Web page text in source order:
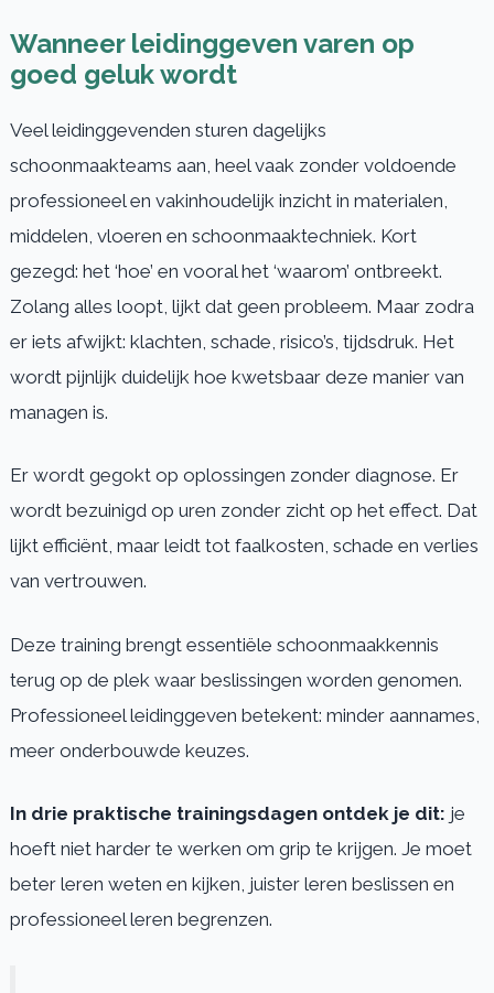
Wanneer leidinggeven varen op
goed geluk wordt
Veel leidinggevenden sturen dagelijks
schoonmaakteams aan, heel vaak zonder voldoende
professioneel en vakinhoudelijk inzicht in materialen,
middelen, vloeren en schoonmaaktechniek. Kort
gezegd: het ‘hoe’ en vooral het ‘waarom’ ontbreekt.
Zolang alles loopt, lijkt dat geen probleem. Maar zodra
er iets afwijkt: klachten, schade, risico’s, tijdsdruk. Het
wordt pijnlijk duidelijk hoe kwetsbaar deze manier van
managen is.
Er wordt gegokt op oplossingen zonder diagnose. Er
wordt bezuinigd op uren zonder zicht op het effect. Dat
lijkt efficiënt, maar leidt tot faalkosten, schade en verlies
van vertrouwen.
Deze training brengt essentiële schoonmaakkennis
terug op de plek waar beslissingen worden genomen.
Professioneel leidinggeven betekent: minder aannames,
meer onderbouwde keuzes.
In drie praktische trainingsdagen ontdek je dit: je
hoeft niet harder te werken om grip te krijgen. Je moet
beter leren weten en kijken, juister leren beslissen en
professioneel leren begrenzen.